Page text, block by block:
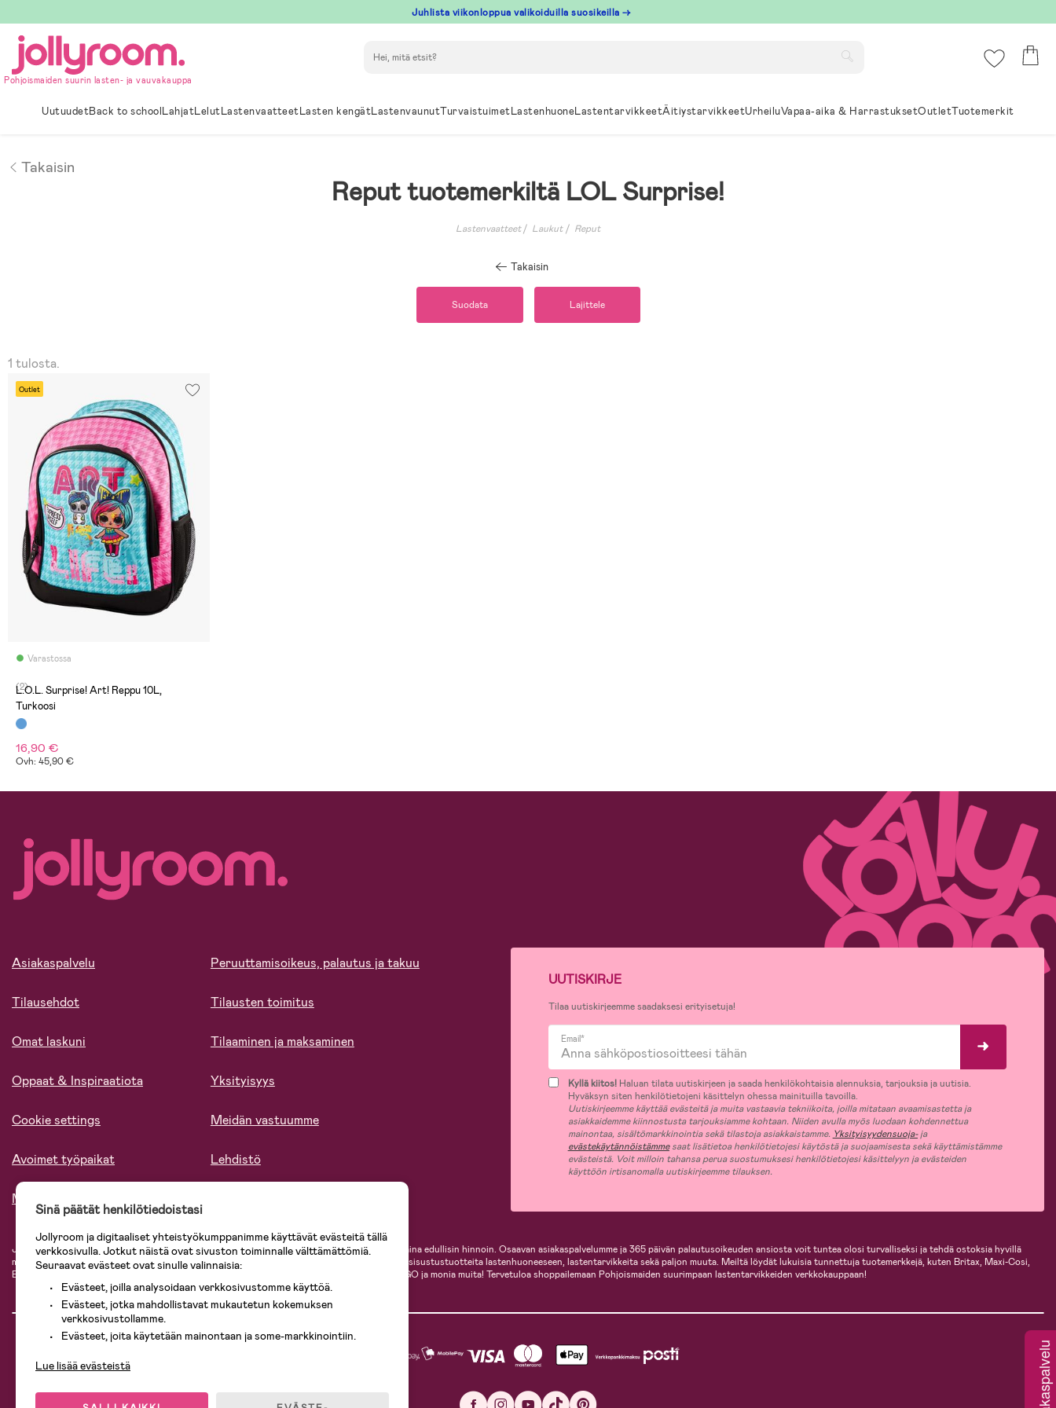
till
innehållet
Juhlista viikonloppua valikoiduilla suosikeilla →
Pohjoismaiden suurin lasten- ja vauvakauppa
UutuudetBack to schoolLahjatLelutLastenvaatteetLasten kengätLastenvaunutTurvaistuimetLastenhuoneLastentarvikkeetÄitiystarvikkeetUrheiluVapaa-aika & HarrastuksetOutletTuotemerkit
Takaisin
Reput tuotemerkiltä LOL Surprise!
Lastenvaatteet Laukut Reput
Takaisin
Suodata Lajittele
1 tulosta.
Outlet
Varastossa
(2)
L.O.L. Surprise! Art! Reppu 10L,
Turkoosi
16,90 €
Ovh: 45,90 €
Asiakaspalvelu
Tilausehdot
Omat laskuni
Oppaat & Inspiraatiota
Cookie settings
Avoimet työpaikat
Meistä
Peruuttamisoikeus, palautus ja takuu
Tilausten toimitus
Tilaaminen ja maksaminen
Yksityisyys
Meidän vastuumme
Lehdistö
UUTISKIRJE
Tilaa uutiskirjeemme saadaksesi erityisetuja!
Email*
Kyllä kiitos!Haluan tilata uutiskirjeen ja saada henkilökohtaisia alennuksia, tarjouksia ja uutisia.
Hyväksyn siten henkilötietojeni käsittelyn ohessa mainituilla tavoilla.
Uutiskirjeemme käyttää evästeitä ja muita vastaavia tekniikoita, joilla mitataan avaamisastetta ja
asiakkaidemme kiinnostusta tarjouksiamme kohtaan. Niiden avulla myös luodaan kohdennettua
mainontaa, sisältömarkkinointia sekä tilastoja asiakkaistamme. Yksityisyydensuoja-ja
evästekäytännöistämmesaat lisätietoa henkilötietojesi käytöstä ja suojaamisesta sekä käyttämistämme
evästeistä. Voit milloin tahansa perua suostumuksesi henkilötietojesi käsittelyyn ja evästeiden
käyttöön irtisanomalla uutiskirjeemme tilauksen.
Jollyroomin laajasta valikoimasta tilaat kaiken tarvittavan lapsiperheelle nopeasti, helposti ja aina edullisin hinnoin. Osaavan asiakaspalvelumme ja 365 päivän palautusoikeuden ansiosta voit tuntea olosi turvalliseksi ja tehdä ostoksia hyvillä
mielin. Jollyroomilta saat lastenvaunut, turvaistuimet, vaatteet vauvoille ja lapsille, inspiroivia sisustustuotteita lastenhuoneeseen, lastentarvikkeita sekä paljon muuta. Meiltä löydät lukuisia tunnettuja tuotemerkkejä, kuten Britax, Maxi-Cosi,
Baby Jogger, BabyBjörn, Didriksons, KidKraft, Ergobaby, Philips Avent, Neonate, Cybex, LEGO ja monia muita! Tervetuloa shoppailemaan Pohjoismaiden suurimpaan lastentarvikkeiden verkkokauppaan!
Sinä päätät henkilötiedoistasi
Jollyroom ja digitaaliset yhteistyökumppanimme käyttävät evästeitä tällä
verkkosivulla. Jotkut näistä ovat sivuston toiminnalle välttämättömiä.
Seuraavat evästeet ovat sinulle valinnaisia:
Evästeet, joilla analysoidaan verkkosivustomme käyttöä.
Evästeet, jotka mahdollistavat mukautetun kokemuksen
verkkosivustollamme.
Evästeet, joita käytetään mainontaan ja some-markkinointiin.
Lue lisää evästeistä Asiakaspalvelu